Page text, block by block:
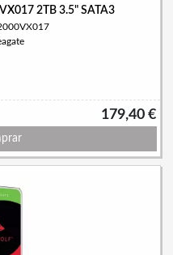
2TB 3.5" SATA3
179,40 €